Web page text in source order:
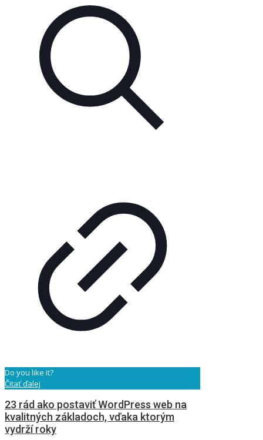
Do you like it?
Čitať ďalej
23 rád ako postaviť WordPress web na
kvalitných základoch, vďaka ktorým
vydrží roky